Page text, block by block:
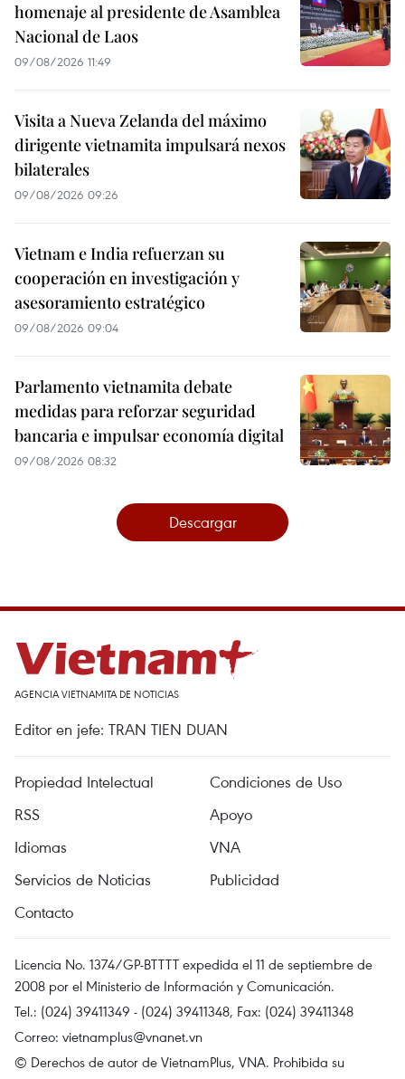
homenaje al presidente de Asamblea
Nacional de Laos
09/08/2026 11:49
Visita a Nueva Zelanda del máximo
dirigente vietnamita impulsará nexos
bilaterales
09/08/2026 09:26
Vietnam e India refuerzan su
cooperación en investigación y
asesoramiento estratégico
09/08/2026 09:04
Parlamento vietnamita debate
medidas para reforzar seguridad
bancaria e impulsar economía digital
09/08/2026 08:32
Descargar
AGENCIA VIETNAMITA DE NOTICIAS
Editor en jefe: TRAN TIEN DUAN
Propiedad Intelectual
Condiciones de Uso
RSS
Apoyo
Idiomas
VNA
Servicios de Noticias
Publicidad
Contacto
Licencia No. 1374/GP-BTTTT expedida el 11 de septiembre de
2008 por el Ministerio de Información y Comunicación.
Tel.: (024) 39411349 - (024) 39411348, Fax: (024) 39411348
Correo: vietnamplus@vnanet.vn
© Derechos de autor de VietnamPlus, VNA. Prohibida su